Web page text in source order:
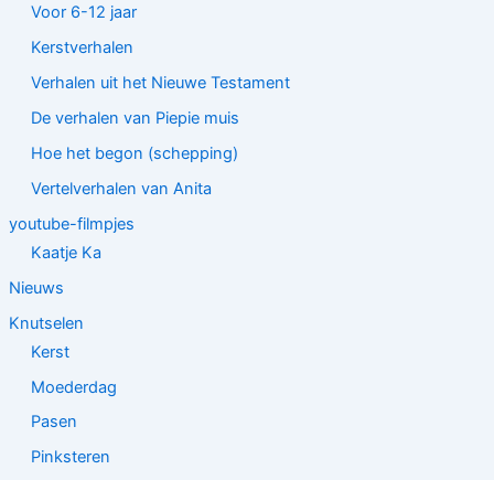
Voor 6-12 jaar
Kerstverhalen
Verhalen uit het Nieuwe Testament
De verhalen van Piepie muis
Hoe het begon (schepping)
Vertelverhalen van Anita
youtube-filmpjes
Kaatje Ka
Nieuws
Knutselen
Kerst
Moederdag
Pasen
Pinksteren